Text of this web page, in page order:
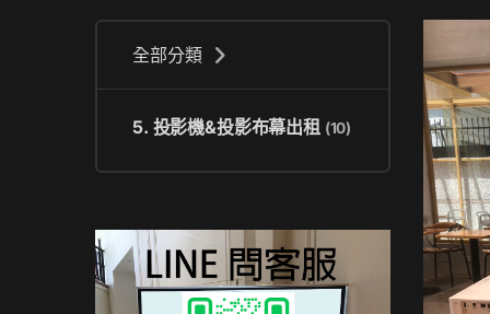
全部分類
5. 投影機&投影布幕出租 (10)